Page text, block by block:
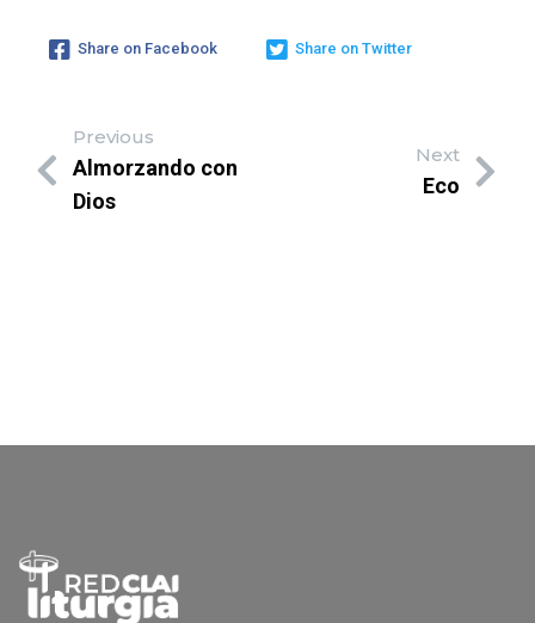
Share on Facebook Share on Twitter
Previous
Almorzando con
Dios
Next
Eco